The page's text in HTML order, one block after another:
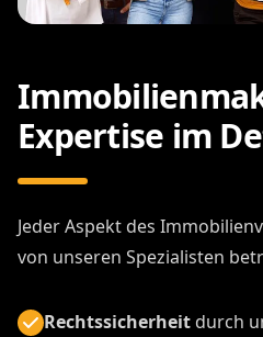
Expertise im
Jeder Aspekt des
von unseren Spezialisten
Rechtssicherheitdurch